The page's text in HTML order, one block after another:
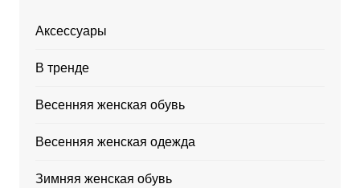
Аксессуары
В тренде
Весенняя женская обувь
Весенняя женская одежда
Зимняя женская обувь